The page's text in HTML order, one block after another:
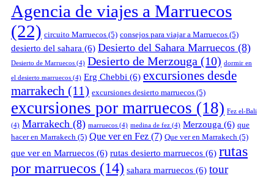
Agencia de viajes a Marruecos
(22) circuito Marruecos (5) consejos para viajar a Marruecos (5)
desierto del sahara (6) Desierto del Sahara Marruecos (8)
Desierto de Marruecos (4) Desierto de Merzouga (10) dormir en
el desierto marruecos (4) Erg Chebbi (6) excursiones desde
marrakech (11) excursiones desierto marruecos (5)
excursiones por marruecos (18) Fez el-Bali
(4) Marrakech (8) marruecos (4) medina de fez (4) Merzouga (6) que
hacer en Marrakech (5) Que ver en Fez (7) Que ver en Marrakech (5)
que ver en Marruecos (6) rutas desierto marruecos (6) rutas
por marruecos (14) sahara marruecos (6) tour